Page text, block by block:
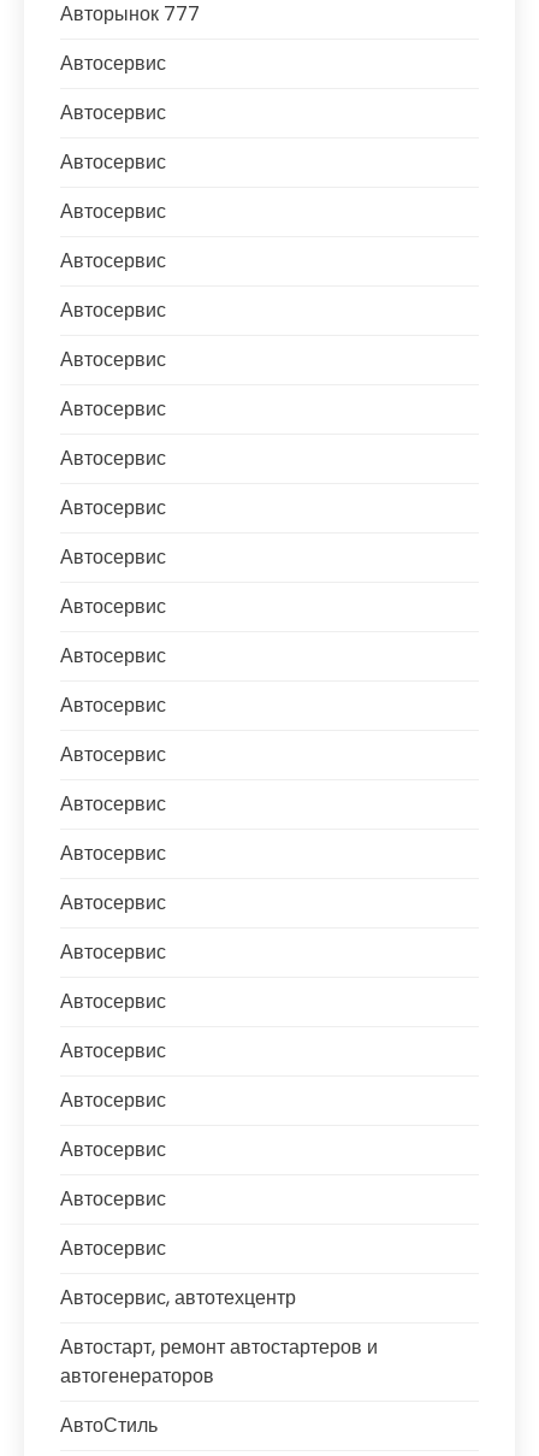
Авторынок 777
Автосервис
Автосервис
Автосервис
Автосервис
Автосервис
Автосервис
Автосервис
Автосервис
Автосервис
Автосервис
Автосервис
Автосервис
Автосервис
Автосервис
Автосервис
Автосервис
Автосервис
Автосервис
Автосервис
Автосервис
Автосервис
Автосервис
Автосервис
Автосервис
Автосервис
Автосервис, автотехцентр
Автостарт, ремонт автостартеров и
автогенераторов
АвтоСтиль